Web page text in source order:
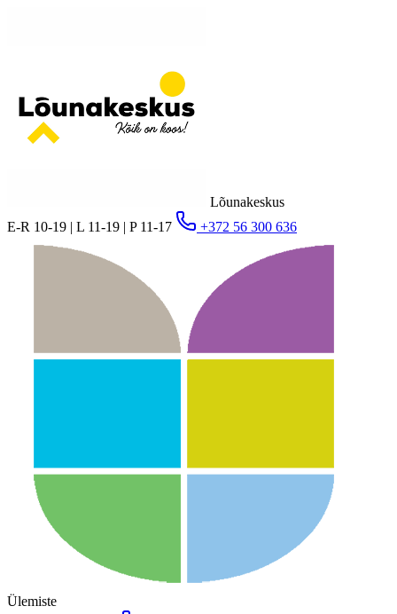
Lõunakeskus
E-R 10-19 | L 11-19 | P 11-17
+372 56 300 636
Ülemiste